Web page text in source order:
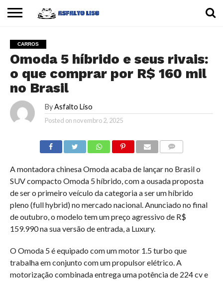
CARROS
MOTOS
DICAS
CARROS
Omoda 5 híbrido e seus rivais:
o que comprar por R$ 160 mil
no Brasil
By Asfalto Liso
Posted on novembro 2, 2025
A montadora chinesa Omoda acaba de lançar no Brasil o
SUV compacto Omoda 5 híbrido, com a ousada proposta
de ser o primeiro veículo da categoria a ser um híbrido
pleno (full hybrid) no mercado nacional. Anunciado no final
de outubro, o modelo tem um preço agressivo de R$
159.990 na sua versão de entrada, a Luxury.
O Omoda 5 é equipado com um motor 1.5 turbo que
trabalha em conjunto com um propulsor elétrico. A
motorização combinada entrega uma potência de 224 cv e